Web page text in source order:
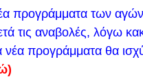
Συμβουλίου και
προγράμματα των
τις αναβολές, λόγω
προγράμματα θα